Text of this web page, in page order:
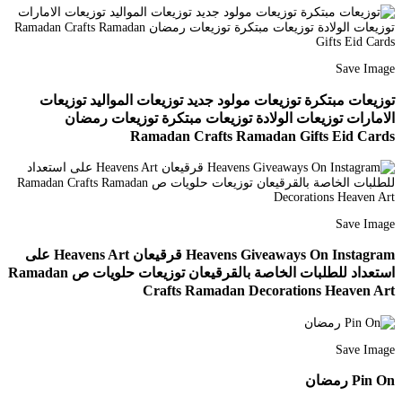
Save Image
توزيعات مبتكرة توزيعات مولود جديد توزيعات المواليد توزيعات
الامارات توزيعات الولادة توزيعات مبتكرة توزيعات رمضان
Ramadan Crafts Ramadan Gifts Eid Cards
Save Image
Heavens Giveaways On Instagram قرقيعان Heavens Art على
استعداد للطلبات الخاصة بالقرقيعان توزيعات حلويات ص Ramadan
Crafts Ramadan Decorations Heaven Art
Save Image
Pin On رمضان